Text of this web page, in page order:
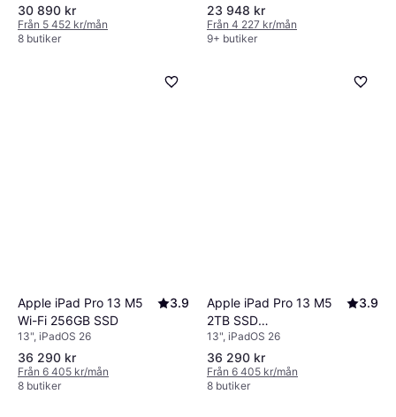
30 890 kr
Från 5 452 kr/mån
8 butiker
23 948 kr
Från 4 227 kr/mån
9+ butiker
Apple iPad Pro 13 M5
Wi-Fi 256GB SSD
3.9
13", iPadOS 26
36 290 kr
Från 6 405 kr/mån
8 butiker
Apple iPad Pro 13 M5
2TB SSD
Nanotexturglas Silver
3.9
13", iPadOS 26
36 290 kr
Från 6 405 kr/mån
8 butiker